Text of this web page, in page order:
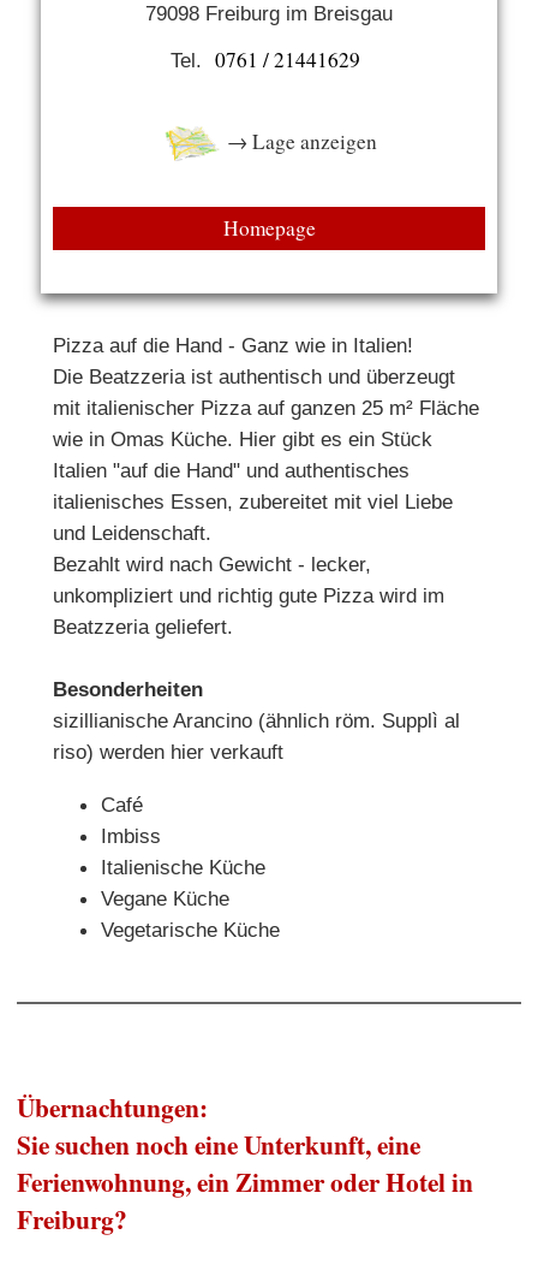
79098 Freiburg im Breisgau
Tel. 0761 / 21441629
→ Lage anzeigen
Homepage
Pizza auf die Hand - Ganz wie in Italien!
Die Beatzzeria ist authentisch und überzeugt
mit italienischer Pizza auf ganzen 25 m² Fläche
wie in Omas Küche. Hier gibt es ein Stück
Italien "auf die Hand" und authentisches
italienisches Essen, zubereitet mit viel Liebe
und Leidenschaft.
Bezahlt wird nach Gewicht - lecker,
unkompliziert und richtig gute Pizza wird im
Beatzzeria geliefert.
Besonderheiten
sizillianische Arancino (ähnlich röm. Supplì al
riso) werden hier verkauft
Café
Imbiss
Italienische Küche
Vegane Küche
Vegetarische Küche
Übernachtungen:
Sie suchen noch eine Unterkunft, eine
Ferienwohnung, ein Zimmer oder Hotel in
Freiburg?